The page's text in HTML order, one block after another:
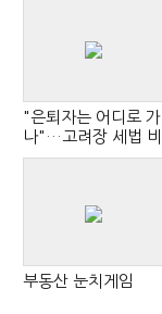
"은퇴자는 어디로 가
나"…고려장 세법 비
판 확산
부동산 눈치게임